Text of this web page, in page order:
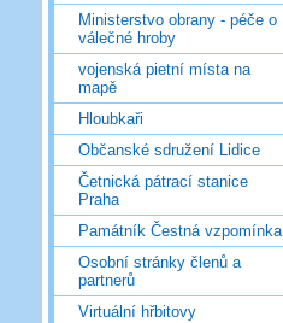
Ministerstvo obrany - péče o
válečné hroby
vojenská pietní místa na
mapě
Hloubkaři
Občanské sdružení Lidice
Četnická pátrací stanice
Praha
Památník Čestná vzpomínka
Osobní stránky členů a
partnerů
Virtuální hřbitovy